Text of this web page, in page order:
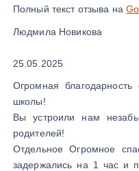
Полный текст отзыва на
Людмила Новикова
25.05.2025
Огромная
школы!
Вы устроили нам
родителей!
Отдельное Огромное
задержались на 1 час и